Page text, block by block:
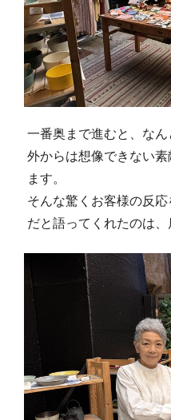
一番奥まで進むと、なん
外からは想像できない
ます。
そんな驚くお客様の反
だと語ってくれたのは、